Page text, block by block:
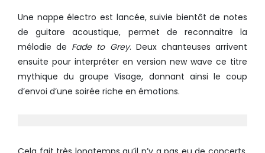
Une nappe électro est lancée, suivie bientôt de notes
de guitare acoustique, permet de reconnaitre la
mélodie de Fade to Grey. Deux chanteuses arrivent
ensuite pour interpréter en version new wave ce titre
mythique du groupe Visage, donnant ainsi le coup
d’envoi d’une soirée riche en émotions.